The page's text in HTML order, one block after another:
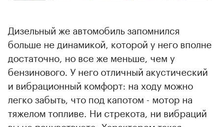
Дизельный же автомобиль запомнился
больше не динамикой, которой у него вполне
достаточно, но все же меньше, чем у
бензинового. У него отличный акустический
и вибрационный комфорт: на ходу можно
легко забыть, что под капотом - мотор на
тяжелом топливе. Ни стрекота, ни вибраций